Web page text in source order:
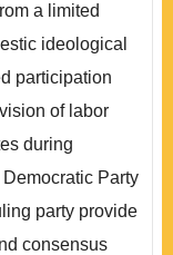
a limited
ideological
participation
of labor
during
Democratic Party
party provide
consensus